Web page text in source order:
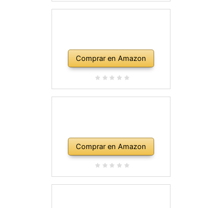
Comprar en Amazon
Comprar en Amazon